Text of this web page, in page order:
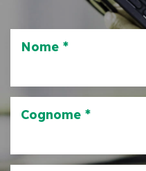
Nome *
Cognome *